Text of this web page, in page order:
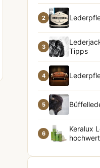
2
3
Tipps
4
5
6
Keralux